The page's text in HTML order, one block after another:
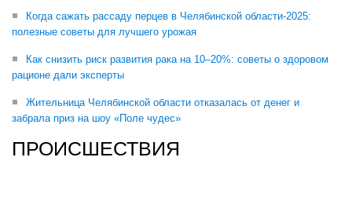
Когда сажать рассаду перцев в Челябинской области-2025:
полезные советы для лучшего урожая
Как снизить риск развития рака на 10–20%: советы о здоровом
рационе дали эксперты
Жительница Челябинской области отказалась от денег и
забрала приз на шоу «Поле чудес»
ПРОИСШЕСТВИЯ